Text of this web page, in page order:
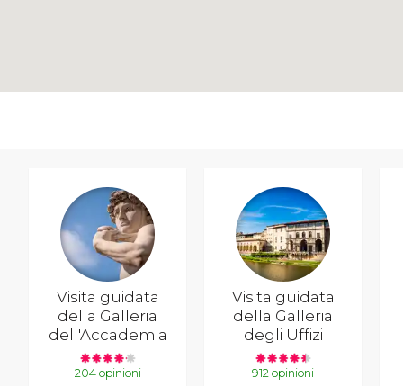
Visita guidata
della Galleria
dell'Accademia
204 opinioni
Visita guidata
della Galleria
degli Uffizi
912 opinioni